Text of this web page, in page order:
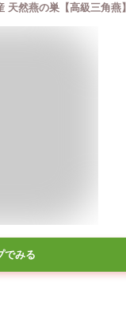
然燕の巣【高級三角燕
でみる